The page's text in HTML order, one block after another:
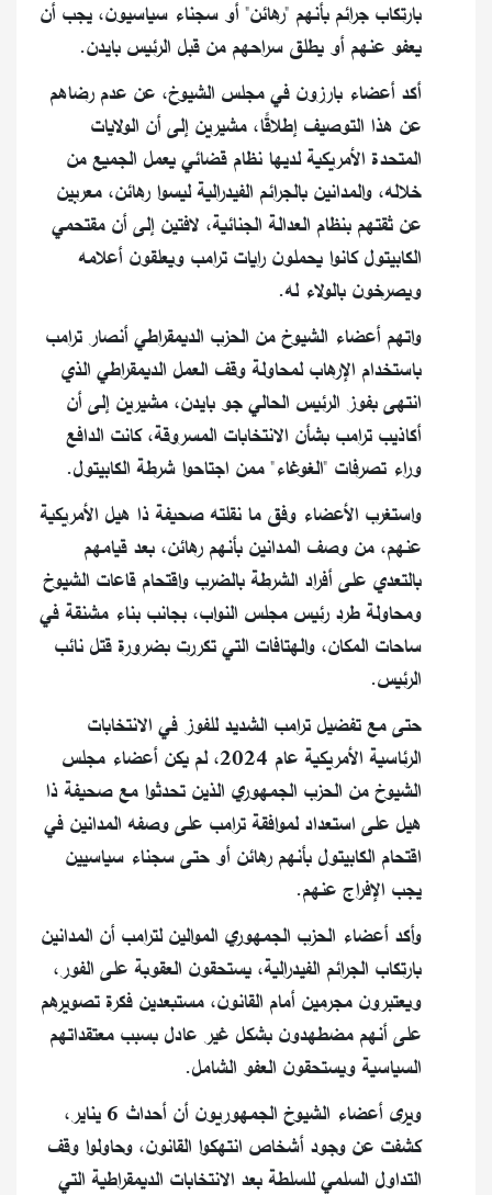
بارتكاب جرائم بأنهم "رهائن" أو سجناء سياسيون، يجب أن
يعفو عنهم أو يطلق سراحهم من قبل الرئيس بايدن.
أكد أعضاء بارزون في مجلس الشيوخ، عن عدم رضاهم
عن هذا التوصيف إطلاقًا، مشيرين إلى أن الولايات
المتحدة الأمريكية لديها نظام قضائي يعمل الجميع من
خلاله، والمدانين بالجرائم الفيدرالية ليسوا رهائن، معربين
عن ثقتهم بنظام العدالة الجنائية، لافتين إلى أن مقتحمي
الكابيتول كانوا يحملون رايات ترامب ويعلقون أعلامه
ويصرخون بالولاء له.
واتهم أعضاء الشيوخ من الحزب الديمقراطي أنصار ترامب
باستخدام الإرهاب لمحاولة وقف العمل الديمقراطي الذي
انتهى بفوز الرئيس الحالي جو بايدن، مشيرين إلى أن
أكاذيب ترامب بشأن الانتخابات المسروقة، كانت الدافع
وراء تصرفات "الغوغاء" ممن اجتاحوا شرطة الكابيتول.
واستغرب الأعضاء وفق ما نقلته صحيفة ذا هيل الأمريكية
عنهم، من وصف المدانين بأنهم رهائن، بعد قيامهم
بالتعدي على أفراد الشرطة بالضرب واقتحام قاعات الشيوخ
ومحاولة طرد رئيس مجلس النواب، بجانب بناء مشنقة في
ساحات المكان، والهتافات التي تكررت بضرورة قتل نائب
الرئيس.
حتى مع تفضيل ترامب الشديد للفوز في الانتخابات
الرئاسية الأمريكية عام 2024، لم يكن أعضاء مجلس
الشيوخ من الحزب الجمهوري الذين تحدثوا مع صحيفة ذا
هيل على استعداد لموافقة ترامب على وصفه المدانين في
اقتحام الكابيتول بأنهم رهائن أو حتى سجناء سياسيين
يجب الإفراج عنهم.
وأكد أعضاء الحزب الجمهوري الموالين لترامب أن المدانين
بارتكاب الجرائم الفيدرالية، يستحقون العقوبة على الفور،
ويعتبرون مجرمين أمام القانون، مستبعدين فكرة تصويرهم
على أنهم مضطهدون بشكل غير عادل بسبب معتقداتهم
السياسية ويستحقون العفو الشامل.
ويرى أعضاء الشيوخ الجمهوريون أن أحداث 6 يناير،
كشفت عن وجود أشخاص انتهكوا القانون، وحاولوا وقف
التداول السلمي للسلطة بعد الانتخابات الديمقراطية التي